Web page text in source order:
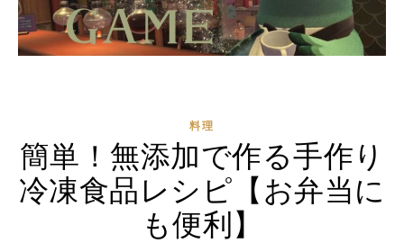
料理
簡単！無添加で作る手作り
冷凍食品レシピ【お弁当に
も便利】